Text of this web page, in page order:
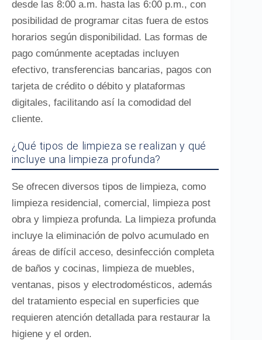
desde las 8:00 a.m. hasta las 6:00 p.m., con
posibilidad de programar citas fuera de estos
horarios según disponibilidad. Las formas de
pago comúnmente aceptadas incluyen
efectivo, transferencias bancarias, pagos con
tarjeta de crédito o débito y plataformas
digitales, facilitando así la comodidad del
cliente.
¿Qué tipos de limpieza se realizan y qué
incluye una limpieza profunda?
Se ofrecen diversos tipos de limpieza, como
limpieza residencial, comercial, limpieza post
obra y limpieza profunda. La limpieza profunda
incluye la eliminación de polvo acumulado en
áreas de difícil acceso, desinfección completa
de baños y cocinas, limpieza de muebles,
ventanas, pisos y electrodomésticos, además
del tratamiento especial en superficies que
requieren atención detallada para restaurar la
higiene y el orden.